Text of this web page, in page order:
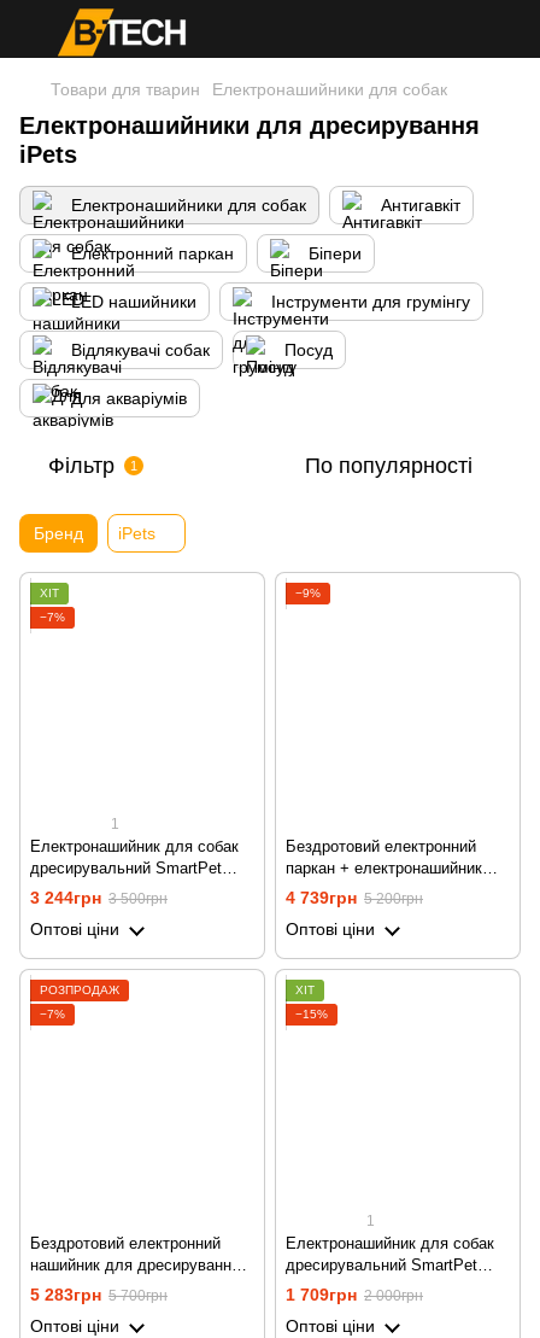
Товари для тварин Електронашийники для собак
Електронашийники для дресирування
iPets
Електронашийники для собак Антигавкіт
Електронний паркан Біпери
LED нашийники Інструменти для грумінгу
Відлякувачі собак Посуд
Для акваріумів
Фільтр 1 По популярності
Бренд iPets
ХІТ
−7%
1
Електронашийник для собак
дресирувальний SmartPet
DTC-800-3, водостійкий, з 3
нашийниками
3 244грн 3 500грн
Оптові ціни
−9%
Бездротовий електронний
паркан + електронашийник
для дресирування 2в1
Petguider 883-1 для собак
4 739грн 5 200грн
Оптові ціни
РОЗПРОДАЖ
−7%
Бездротовий електронний
нашийник для дресирування
собак з електронним
парканом Petainer WDF-886
5 283грн 5 700грн
Оптові ціни
ХІТ
−15%
1
Електронашийник для собак
дресирувальний SmartPet
DTC-800, водостійкий, з 1
нашийником
1 709грн 2 000грн
Оптові ціни